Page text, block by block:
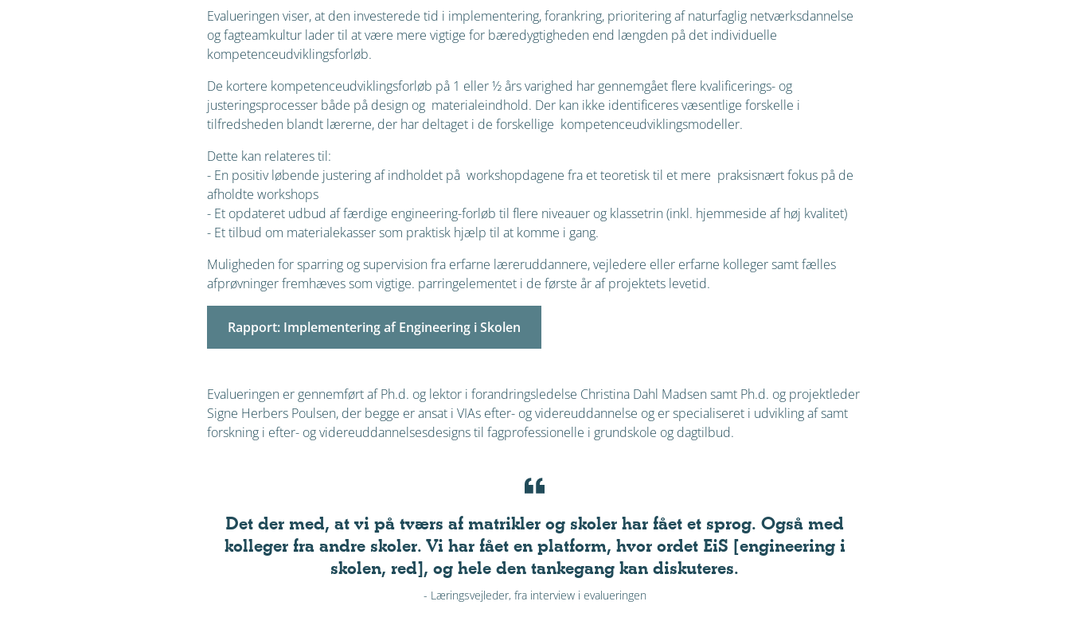
Evalueringen viser, at den investerede tid i implementering, forankring, prioritering af naturfaglig netværksdannelse
og fagteamkultur lader til at være mere vigtige for bæredygtigheden end længden på det individuelle
kompetenceudviklingsforløb.
De kortere kompetenceudviklingsforløb på 1 eller ½ års varighed har gennemgået flere kvalificerings- og
justeringsprocesser både på design og materialeindhold. Der kan ikke identificeres væsentlige forskelle i
tilfredsheden blandt lærerne, der har deltaget i de forskellige kompetenceudviklingsmodeller.
Dette kan relateres til:
- En positiv løbende justering af indholdet på workshopdagene fra et teoretisk til et mere praksisnært fokus på de
afholdte workshops
- Et opdateret udbud af færdige engineering-forløb til flere niveauer og klassetrin (inkl. hjemmeside af høj kvalitet)
- Et tilbud om materialekasser som praktisk hjælp til at komme i gang.
Muligheden for sparring og supervision fra erfarne læreruddannere, vejledere eller erfarne kolleger samt fælles
afprøvninger fremhæves som vigtige. parringelementet i de første år af projektets levetid.
Rapport: Implementering af Engineering i Skolen
Evalueringen er gennemført af Ph.d. og lektor i forandringsledelse Christina Dahl Madsen samt Ph.d. og projektleder
Signe Herbers Poulsen, der begge er ansat i VIAs efter- og videreuddannelse og er specialiseret i udvikling af samt
forskning i efter- og videreuddannelsesdesigns til fagprofessionelle i grundskole og dagtilbud.
Det der med, at vi på tværs af matrikler og skoler har fået et sprog. Også med
kolleger fra andre skoler. Vi har fået en platform, hvor ordet EiS [engineering i
skolen, red], og hele den tankegang kan diskuteres.
- Læringsvejleder, fra interview i evalueringen